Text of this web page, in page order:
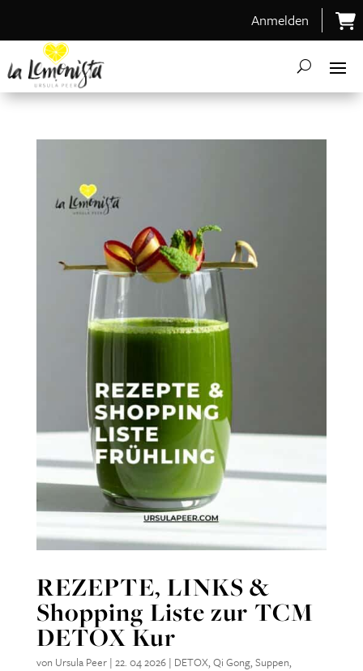
Anmelden
REZEPTE, LINKS &
Shopping Liste zur TCM
DETOX Kur
von Ursula Peer| 22. 04 2026| DETOX, Qi Gong, Suppen,